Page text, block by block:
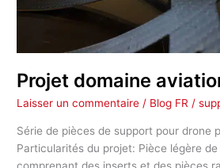
Projet domaine
Laisser un commentaire / Blog FR /
Série de pièces de support pour drone
Particularités du projet: Pièce légère
comprenant des inserts et des pièces